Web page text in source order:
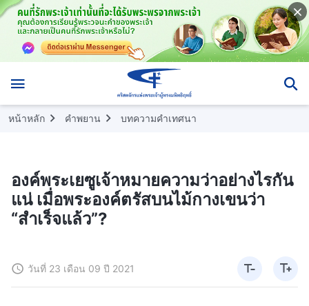
หน้าหลัก คำพยาน บทความคำเทศนา
องค์พระเยซูเจ้าหมายความว่าอย่างไรกัน
แน่ เมื่อพระองค์ตรัสบนไม้กางเขนว่า
“สำเร็จแล้ว”?
วันที่ 23 เดือน 09 ปี 2021